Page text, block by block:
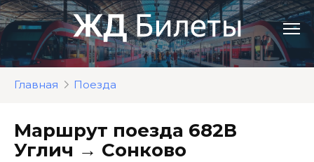
Перейти
к
контенту
Главная Поезда
Маршрут поезда 682В
Углич → Сонково